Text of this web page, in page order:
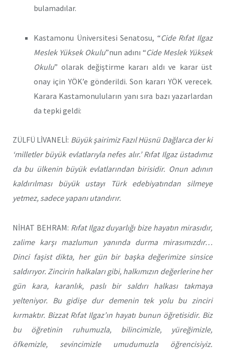
bulamadılar.
Kastamonu Üniversitesi Senatosu, “Cide Rıfat Ilgaz
Meslek Yüksek Okulu”nun adını “Cide Meslek Yüksek
Okulu” olarak değiştirme kararı aldı ve karar üst
onay için YÖK’e gönderildi. Son kararı YÖK verecek.
Karara Kastamonuluların yanı sıra bazı yazarlardan
da tepki geldi:
ZÜLFÜ LİVANELİ: Büyük şairimiz Fazıl Hüsnü Dağlarca der ki
‘milletler büyük evlatlarıyla nefes alır.’ Rıfat Ilgaz üstadımız
da bu ülkenin büyük evlatlarından birisidir. Onun adının
kaldırılması büyük ustayı Türk edebiyatından silmeye
yetmez, sadece yapanı utandırır.
NİHAT BEHRAM: Rıfat Ilgaz duyarlığı bize hayatın mirasıdır,
zalime karşı mazlumun yanında durma mirasımızdır…
Dinci faşist dikta, her gün bir başka değerimize sinsice
saldırıyor. Zincirin halkaları gibi, halkımızın değerlerine her
gün kara, karanlık, paslı bir saldırı halkası takmaya
yelteniyor. Bu gidişe dur demenin tek yolu bu zinciri
kırmaktır. Bizzat Rıfat Ilgaz’ın hayatı bunun öğretisidir. Biz
bu öğretinin ruhumuzla, bilincimizle, yüreğimizle,
öfkemizle, sevincimizle umudumuzla öğrencisiyiz.